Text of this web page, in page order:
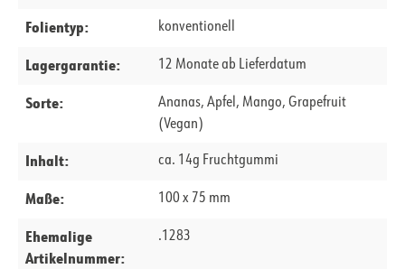
Folientyp: konventionell
Lagergarantie: 12 Monate ab Lieferdatum
Sorte:
Ananas, Apfel, Mango, Grapefruit
(Vegan)
Inhalt: ca. 14g Fruchtgummi
Maße: 100 x 75 mm
Ehemalige
Artikelnummer:
.1283